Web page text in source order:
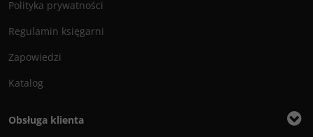
Polityka prywatności
Regulamin księgarni
Zapowiedzi
Katalog
Obsługa klienta